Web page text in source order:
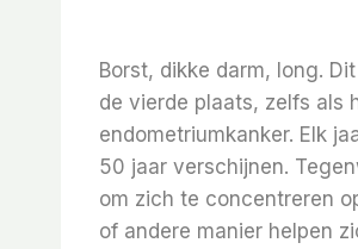
Borst, dikke darm, long.
de vierde plaats, zelfs als
endometriumkanker. Elk
50 jaar verschijnen.
om zich te concentreren
of andere manier helpen